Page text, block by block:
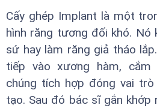
Cấy ghép Implant là một
hình răng tương đối khó. Nó
sứ hay làm răng giả tháo
tiếp vào xương hàm,
chúng tích hợp đóng vai trò
tạo. Sau đó bác sĩ gắn